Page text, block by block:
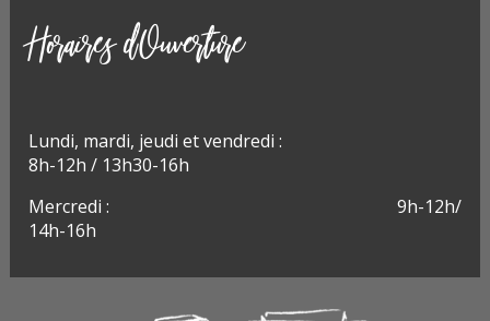
Horaires d'Ouverture
Lundi, mardi, jeudi et vendredi :
8h-12h / 13h30-16h
Mercredi : 9h-12h/
14h-16h